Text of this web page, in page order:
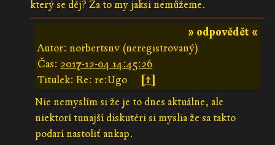
který se děj? Za to my jaksi nemůžeme.
» odpovědět «
Autor: norbertsnv (neregistrovaný)
Čas: 2017-12-04 14:45:26
Titulek: Re: re:Ugo
[↑]
Nie nemyslím si že je to dnes aktuálne, ale
niektorí tunajší diskutéri si myslia že sa takto
podarí nastoliť ankap.